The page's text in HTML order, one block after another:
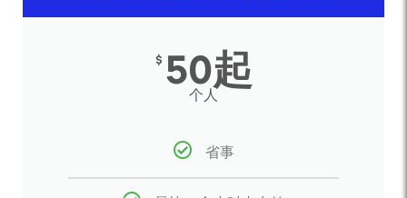
$ 50起
个人
省事